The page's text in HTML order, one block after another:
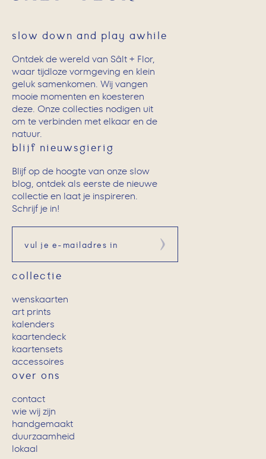
slow down and play awhile
Ontdek de wereld van Sâlt + Flor,
waar tijdloze vormgeving en klein
geluk samenkomen. Wij vangen
mooie momenten en koesteren
deze. Onze collecties nodigen uit
om te verbinden met elkaar en de
natuur.
blijf nieuwsgierig
Blijf op de hoogte van onze slow
blog, ontdek als eerste de nieuwe
collectie en laat je inspireren.
Schrijf je in!
Aanmelden
collectie
wenskaarten
art prints
kalenders
kaartendeck
kaartensets
accessoires
over ons
contact
wie wij zijn
handgemaakt
duurzaamheid
lokaal